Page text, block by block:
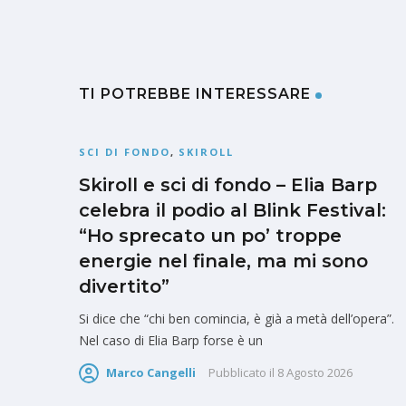
TI POTREBBE INTERESSARE
SCI DI FONDO, SKIROLL
Skiroll e sci di fondo – Elia Barp
celebra il podio al Blink Festival:
“Ho sprecato un po’ troppe
energie nel finale, ma mi sono
divertito”
Si dice che “chi ben comincia, è già a metà dell’opera”.
Nel caso di Elia Barp forse è un
Marco Cangelli Pubblicato il 8 Agosto 2026